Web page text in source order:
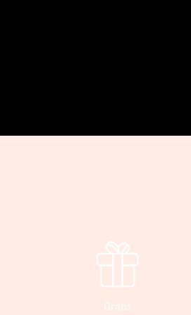
Gratis